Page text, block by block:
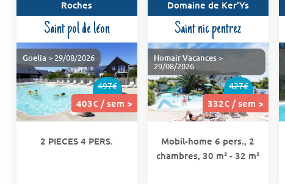
Roches
Saint pol de léon
497€
403€ / sem >
Goelia > 29/08/2026
2 PIECES 4 PERS.
Domaine de Ker'Ys
Saint nic pentrez
427€
332€ / sem >
Homair Vacances>
29/08/2026
Mobil-home 6 pers., 2
chambres, 30 m² - 32 m²